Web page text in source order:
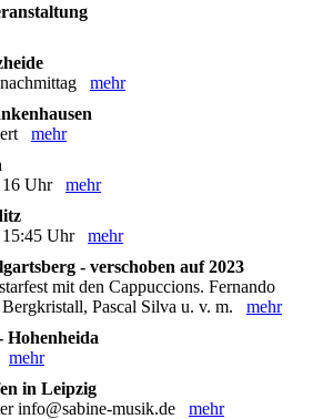
mehr
mehr
16 Uhr mehr
15:45 Uhr mehr
- verschoben auf 2023
mit den Cappuccions. Fernando
Bergkristall, Pascal Silva u. v. m. mehr
Hohenheida
mehr
in Leipzig
info@sabine-musik.de mehr